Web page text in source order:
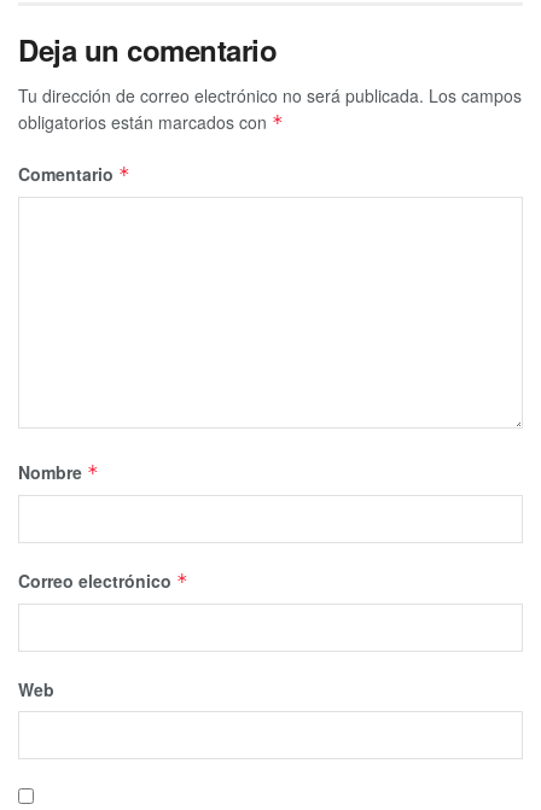
Deja un comentario
Tu dirección de correo electrónico no será publicada. Los campos
obligatorios están marcados con *
Comentario *
Nombre *
Correo electrónico *
Web